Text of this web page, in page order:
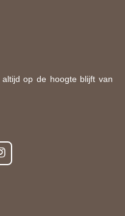
op de hoogte blijft van
I
n